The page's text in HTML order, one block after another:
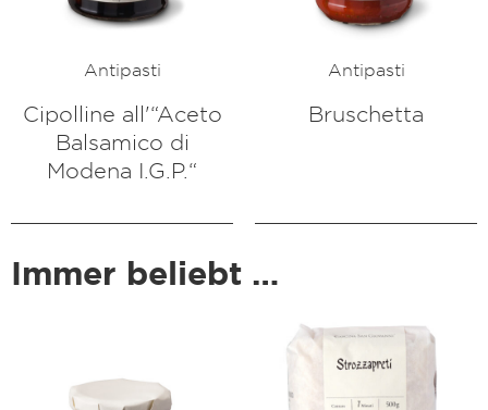
Antipasti
Cipolline all'“Aceto
Balsamico di
Modena I.G.P.“
Antipasti
Bruschetta
Immer beliebt …